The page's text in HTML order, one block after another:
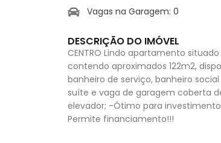
Vagas na Garagem: 0
DESCRIÇÃO DO IMÓVEL
CENTRO Lindo apartamento
contendo aproximados 122m2,
banheiro de serviço, banheiro
suíte e vaga de garagem coberta
elevador; -Ótimo para investimento
Permite financiamento!!!